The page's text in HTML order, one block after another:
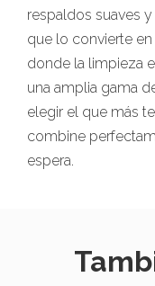
respaldos suaves
que lo convierte
donde la limpieza
una amplia gama
elegir el que más
combine
espera.